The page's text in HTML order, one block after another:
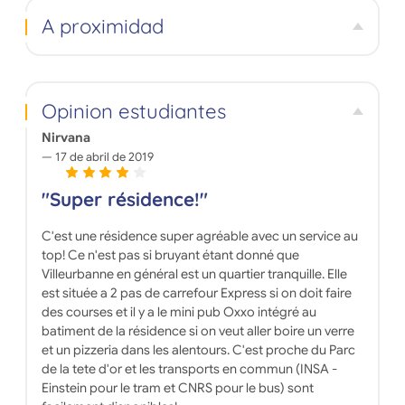
A proximidad
Opinion estudiantes
Nirvana
17 de abril de 2019
"Super résidence!"
C'est une résidence super agréable avec un service au
top! Ce n'est pas si bruyant étant donné que
Villeurbanne en général est un quartier tranquille. Elle
est située a 2 pas de carrefour Express si on doit faire
des courses et il y a le mini pub Oxxo intégré au
batiment de la résidence si on veut aller boire un verre
et un pizzeria dans les alentours. C'est proche du Parc
de la tete d'or et les transports en commun (INSA -
Einstein pour le tram et CNRS pour le bus) sont